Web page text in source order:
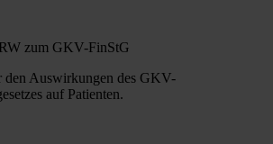
zum GKV-FinStG
den Auswirkungen des GKV-
auf Patienten.